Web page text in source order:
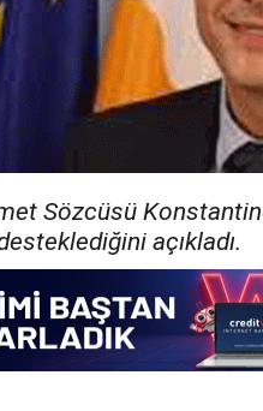
Sözcüsü
açıkladı.